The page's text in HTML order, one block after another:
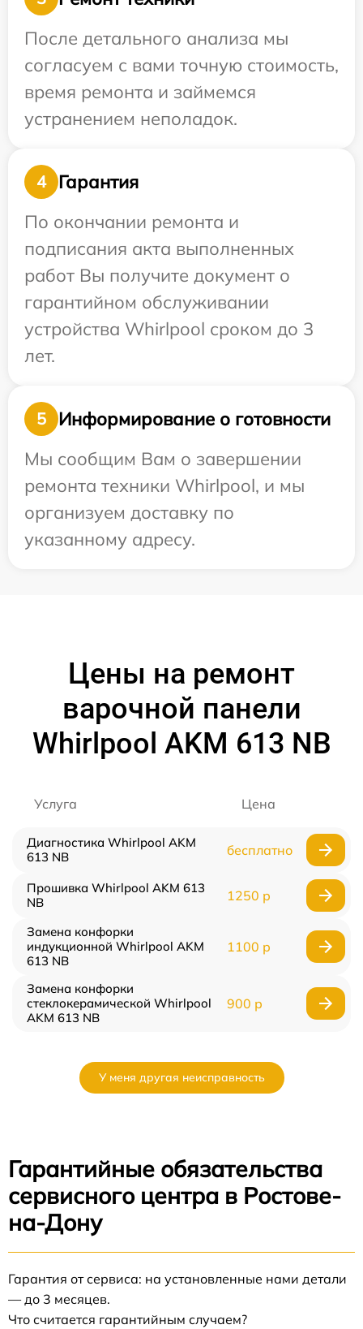
После детального анализа мы
согласуем с вами точную стоимость,
время ремонта и займемся
устранением неполадок.
4
Гарантия
По окончании ремонта и
подписания акта выполненных
работ Вы получите документ о
гарантийном обслуживании
устройства Whirlpool сроком до 3
лет.
5
Информирование о готовности
Мы сообщим Вам о завершении
ремонта техники Whirlpool, и мы
организуем доставку по
указанному адресу.
Цены на ремонт
варочной панели
Whirlpool AKM 613 NB
Услуга Цена
Диагностика Whirlpool AKM
613 NB
бесплатно
Прошивка Whirlpool AKM 613
NB
1250 р
Замена конфорки
индукционной Whirlpool AKM
613 NB
1100 р
Замена конфорки
стеклокерамической Whirlpool
AKM 613 NB
900 р
У меня другая неисправность
Гарантийные обязательства
сервисного центра в Ростове-
на-Дону
Гарантия от сервиса: на установленные нами детали
— до 3 месяцев.
Что считается гарантийным случаем?